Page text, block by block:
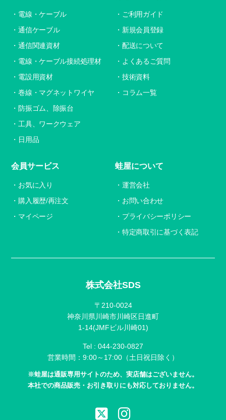
株式会社SDS
〒210-0024
神奈川県川崎市川崎区日進町
1-14(JMFビル川崎01)
Tel : 044-230-0827
営業時間：9:00～17:00（土日祝日除く）
※蛙屋は通販専用サイトのため、実店舗はございません。
本社での商品販売・お引き取りにも対応しておりません。
電線・ケーブル
通信ケーブル
通信関連資材
電線・ケーブル接続処理材
電設用資材
巻線・マグネットワイヤ
防振ゴム、除振台
工具、ワークウェア
日用品
ご利用ガイド
新規会員登録
配送について
よくあるご質問
技術資料
コラム一覧
会員サービス
お気に入り
購入履歴/再注文
マイページ
蛙屋について
運営会社
お問い合わせ
プライバシーポリシー
特定商取引に基づく表記